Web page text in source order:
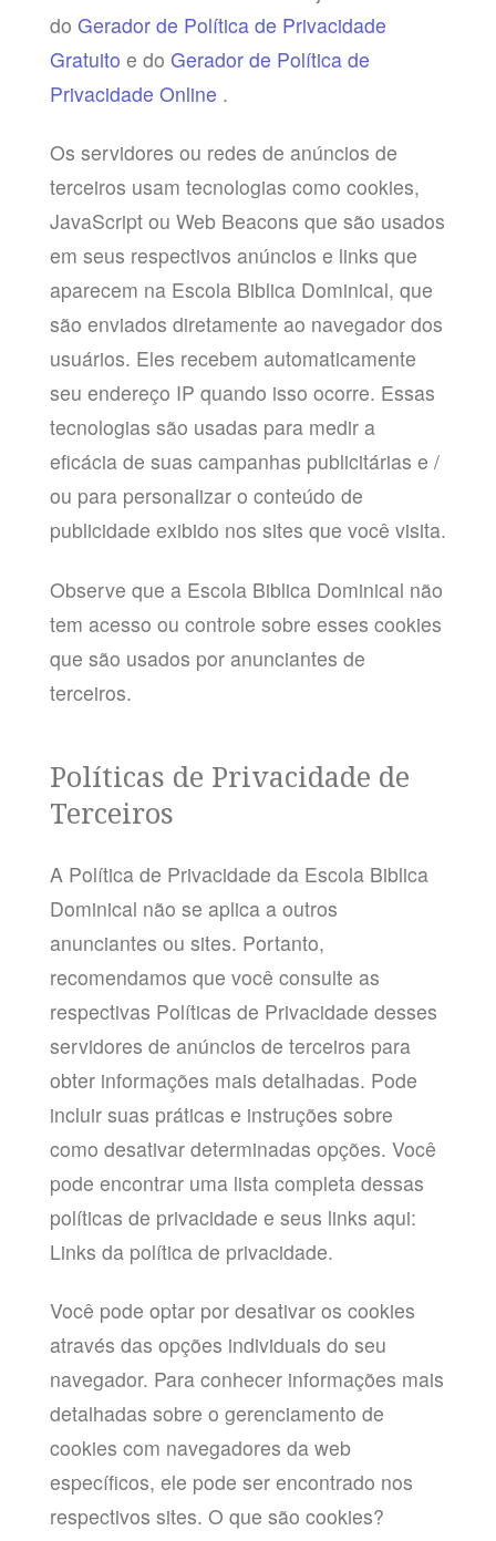
do Gerador de Política de Privacidade
Gratuito e do Gerador de Política de
Privacidade Online .
Os servidores ou redes de anúncios de
terceiros usam tecnologias como cookies,
JavaScript ou Web Beacons que são usados
​​em seus respectivos anúncios e links que
aparecem na Escola Biblica Dominical, que
são enviados diretamente ao navegador dos
usuários. Eles recebem automaticamente
seu endereço IP quando isso ocorre. Essas
tecnologias são usadas para medir a
eficácia de suas campanhas publicitárias e /
ou para personalizar o conteúdo de
publicidade exibido nos sites que você visita.
Observe que a Escola Biblica Dominical não
tem acesso ou controle sobre esses cookies
que são usados ​​por anunciantes de
terceiros.
Políticas de Privacidade de
Terceiros
A Política de Privacidade da Escola Biblica
Dominical não se aplica a outros
anunciantes ou sites. Portanto,
recomendamos que você consulte as
respectivas Políticas de Privacidade desses
servidores de anúncios de terceiros para
obter informações mais detalhadas. Pode
incluir suas práticas e instruções sobre
como desativar determinadas opções. Você
pode encontrar uma lista completa dessas
políticas de privacidade e seus links aqui:
Links da política de privacidade.
Você pode optar por desativar os cookies
através das opções individuais do seu
navegador. Para conhecer informações mais
detalhadas sobre o gerenciamento de
cookies com navegadores da web
específicos, ele pode ser encontrado nos
respectivos sites. O que são cookies?